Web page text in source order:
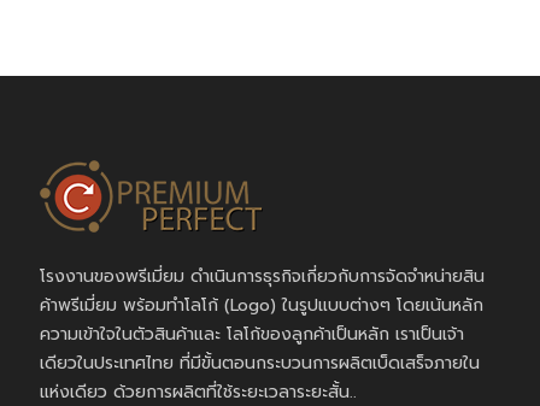
โรงงานของพรีเมี่ยม ดำเนินการธุรกิจเกี่ยวกับการจัดจำหน่ายสิน
ค้าพรีเมี่ยม พร้อมทำโลโก้ (Logo) ในรูปแบบต่างๆ โดยเน้นหลัก
ความเข้าใจในตัวสินค้าและ โลโก้ของลูกค้าเป็นหลัก เราเป็นเจ้า
เดียวในประเทศไทย ที่มีขั้นตอนกระบวนการผลิตเบ็ดเสร็จภายใน
แห่งเดียว ด้วยการผลิตที่ใช้ระยะเวลาระยะสั้น..